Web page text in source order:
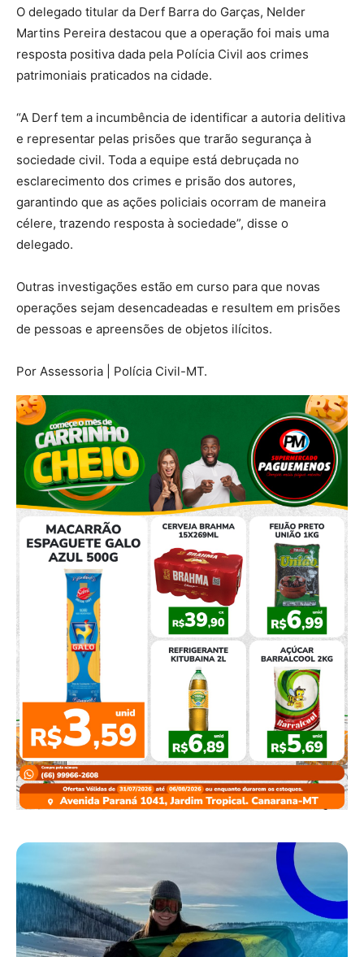
O delegado titular da Derf Barra do Garças, Nelder
Martins Pereira destacou que a operação foi mais uma
resposta positiva dada pela Polícia Civil aos crimes
patrimoniais praticados na cidade.
“A Derf tem a incumbência de identificar a autoria delitiva
e representar pelas prisões que trarão segurança à
sociedade civil. Toda a equipe está debruçada no
esclarecimento dos crimes e prisão dos autores,
garantindo que as ações policiais ocorram de maneira
célere, trazendo resposta à sociedade”, disse o
delegado.
Outras investigações estão em curso para que novas
operações sejam desencadeadas e resultem em prisões
de pessoas e apreensões de objetos ilícitos.
Por Assessoria | Polícia Civil-MT.